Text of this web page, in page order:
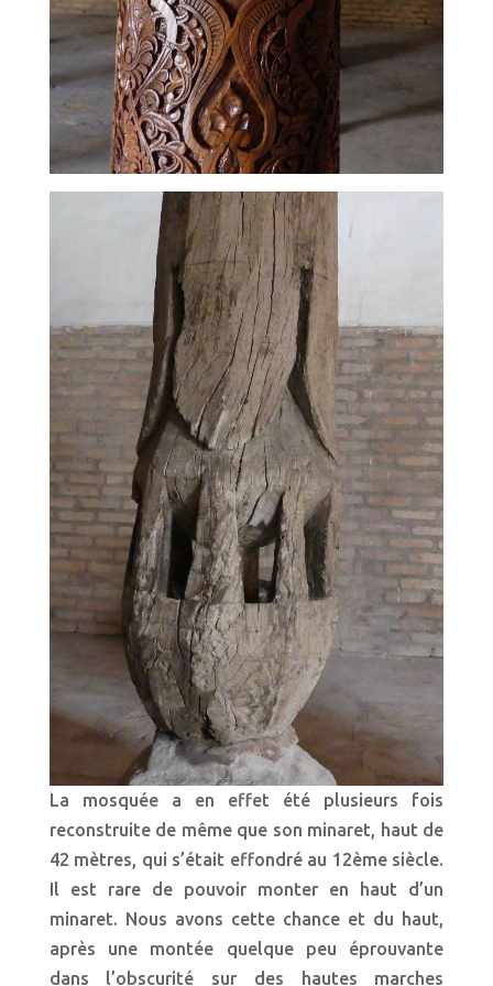
La mosquée a en effet été plusieurs fois
reconstruite de même que son minaret, haut de
42 mètres, qui s’était effondré au 12ème siècle.
Il est rare de pouvoir monter en haut d’un
minaret. Nous avons cette chance et du haut,
après une montée quelque peu éprouvante
dans l’obscurité sur des hautes marches